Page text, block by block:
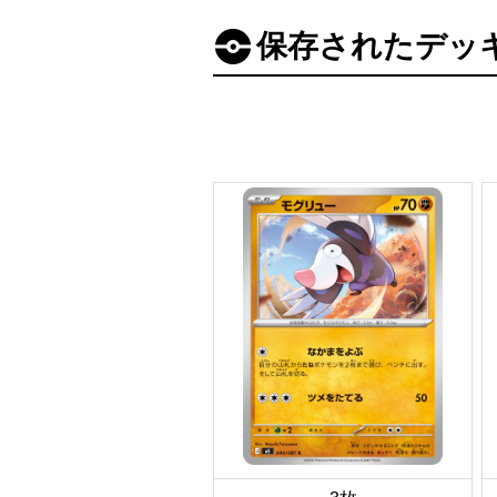
保存されたデッ